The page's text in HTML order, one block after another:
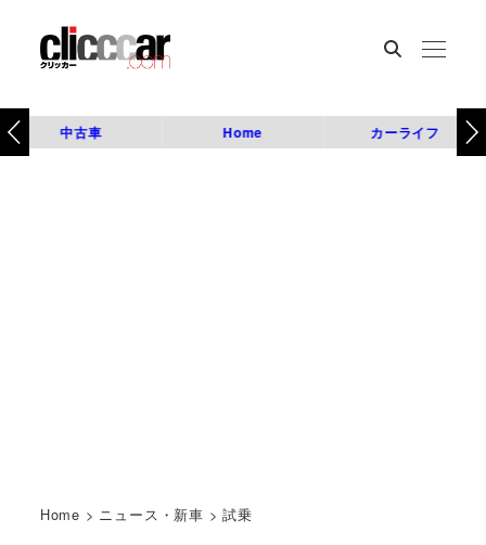
中古車 Home カーライフ
Home > ニュース・新車 >試乗